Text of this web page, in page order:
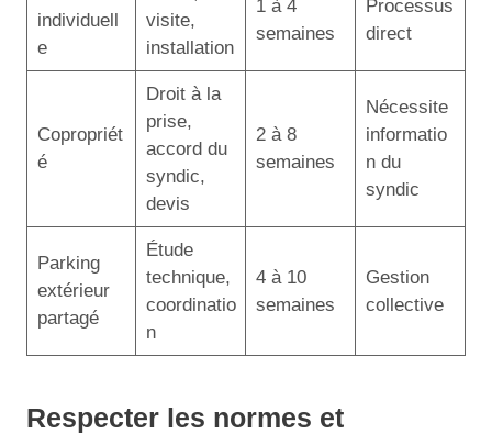
individuell
e
visite,
installation
1 à 4
semaines
Processus
direct
Copropriét
é
Droit à la
prise,
accord du
syndic,
devis
2 à 8
semaines
Nécessite
informatio
n du
syndic
Parking
extérieur
partagé
Étude
technique,
coordinatio
n
4 à 10
semaines
Gestion
collective
Respecter les normes et